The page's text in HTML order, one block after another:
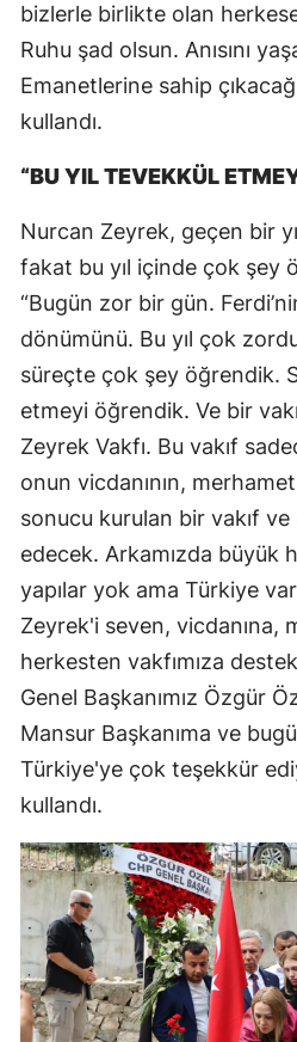
bizlerle birlikte olan
Ruhu şad olsun. Anısını
Emanetlerine sahip
kullandı.
“BU YIL TEVEKKÜL
Nurcan Zeyrek, geçen bir
fakat bu yıl içinde çok şey
“Bugün zor bir gün.
dönümünü. Bu yıl çok
süreçte çok şey öğrendik.
etmeyi öğrendik. Ve bir
Zeyrek Vakfı. Bu vakıf
onun vicdanının,
sonucu kurulan bir vakıf
edecek. Arkamızda büyük
yapılar yok ama Türkiye
Zeyrek'i seven, vicdanına,
herkesten vakfımıza
Genel Başkanımız Özgür
Mansur Başkanıma ve
Türkiye'ye çok teşekkür
kullandı.